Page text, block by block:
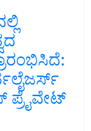
ಪ್ರೈವೇಟ್